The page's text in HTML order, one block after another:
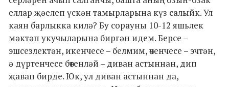
еллар җәелеп үскән тамырларына күз салыйк. Ул
каян барлыкка килә? Бу сорауны 10-12 яшьлек
мәктәп укучыларына биргән идем. Берсе –
эшсезлектән, икенчесе – белмим, өченчесе – эчтән,
ә дүртенчесе бөтенләй – диван астыннан, дип
җавап бирде. Юк, ул диван астыннан да,